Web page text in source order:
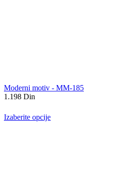
Moderni motiv - MM-185
1.198 Din
Izaberite opcije